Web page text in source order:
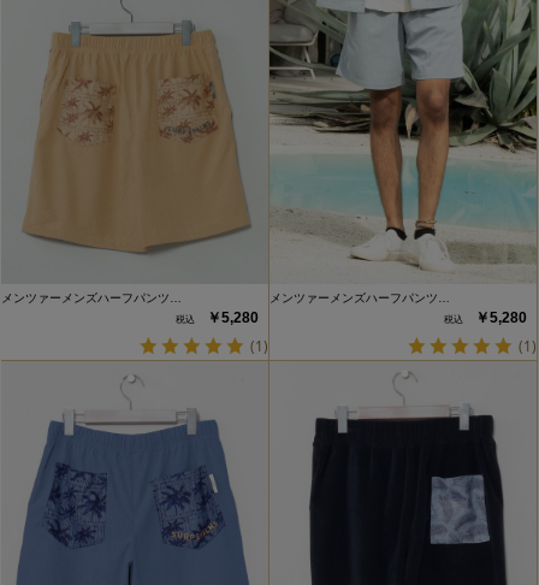
メンツァーメンズハーフパンツ…
￥5,280
(1)
メンツァーメンズハーフパンツ…
￥5,280
(1)